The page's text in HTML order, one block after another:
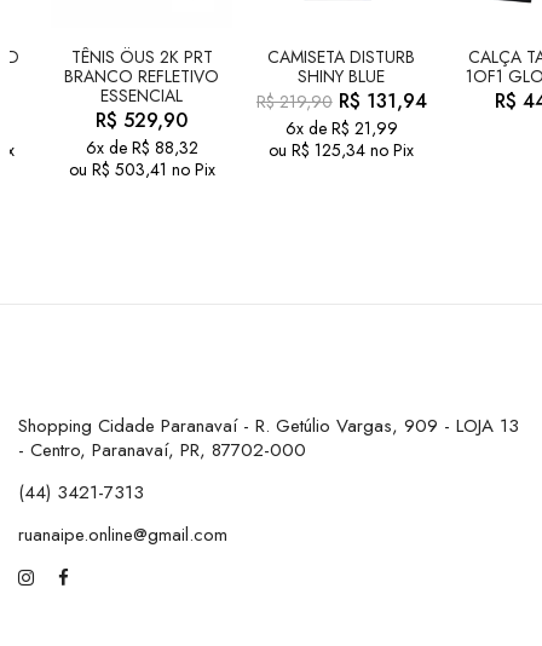
TÊNIS ÖUS 2K PRT
BRANCO REFLETIVO
ESSENCIAL
R$ 529,90
6x de R$ 88,32
ou R$ 503,41 no Pix
CAMISETA DISTURB
SHINY BLUE
R$219,90 R$ 131,94
6x de R$ 21,99
ou R$ 125,34 no Pix
CALÇA
1OF1
R$
Shopping Cidade Paranavaí - R. Getúlio Vargas, 909 - LOJA 13
- Centro, Paranavaí, PR, 87702-000
(44) 3421-7313
ruanaipe.online@gmail.com